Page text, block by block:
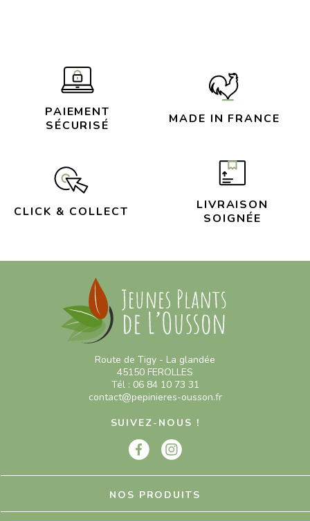
PAIEMENT
SÉCURISÉ
MADE IN FRANCE
CLICK & COLLECT
LIVRAISON
SOIGNÉE
Route de Tigy - La glandée
45150 FEROLLES
Tél : 06 84 10 73 31
contact@pepinieres-ousson.fr
SUIVEZ-NOUS !
NOS PRODUITS